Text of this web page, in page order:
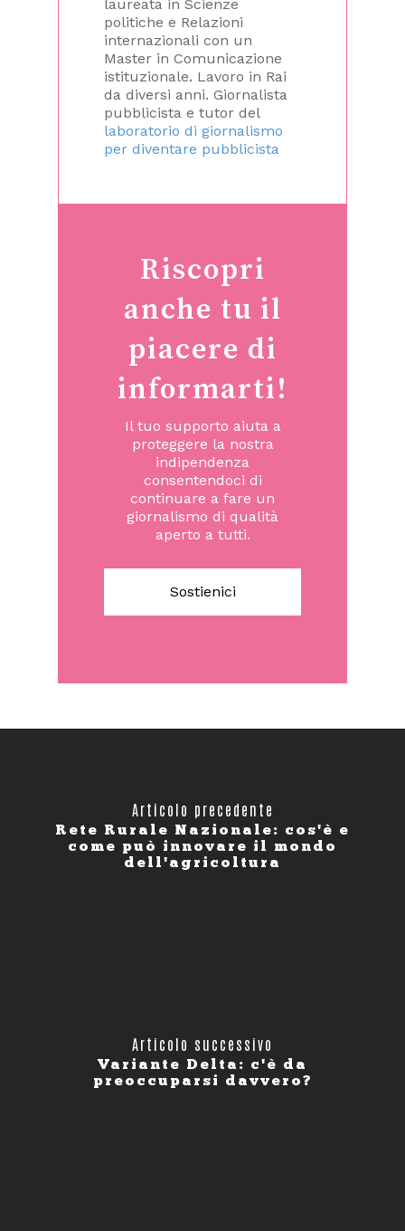
laureata in Scienze
politiche e Relazioni
internazionali con un
Master in Comunicazione
istituzionale. Lavoro in Rai
da diversi anni. Giornalista
pubblicista e tutor del
laboratorio di giornalismo
per diventare pubblicista
Riscopri
anche tu il
piacere di
informarti!
Il tuo supporto aiuta a
proteggere la nostra
indipendenza
consentendoci di
continuare a fare un
giornalismo di qualità
aperto a tutti.
Sostienici
Articolo precedente
Rete Rurale Nazionale: cos'è e
come può innovare il mondo
dell'agricoltura
Articolo successivo
Variante Delta: c'è da
preoccuparsi davvero?